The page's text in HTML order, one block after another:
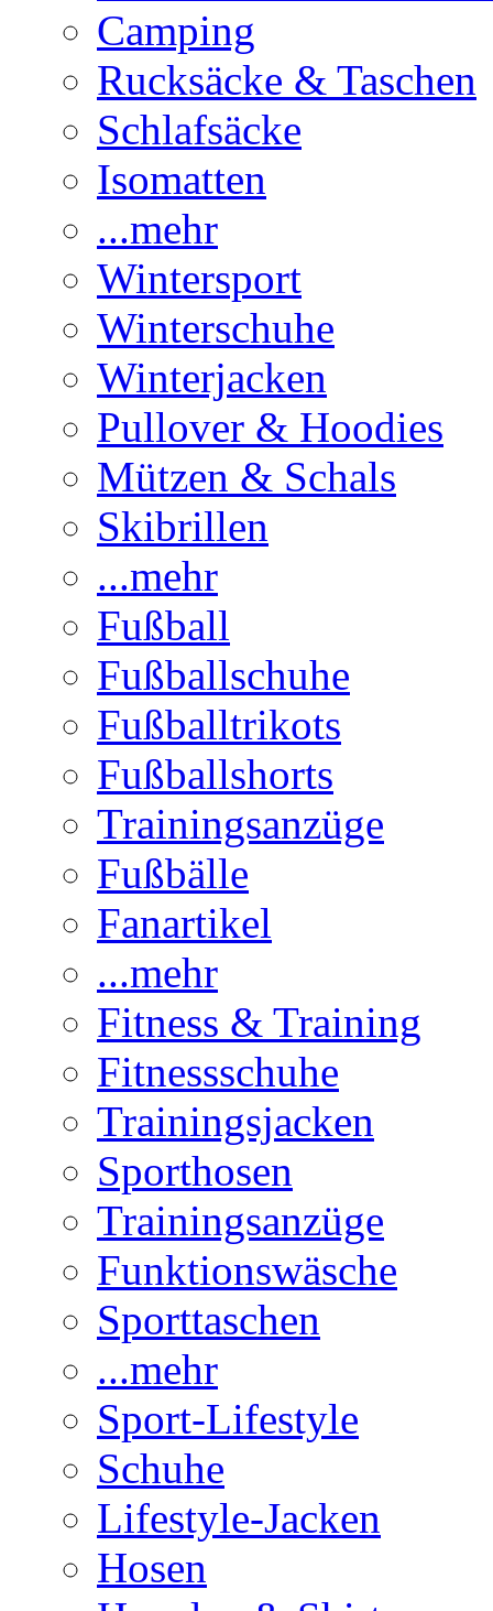
Camping
Rucksäcke & Taschen
Schlafsäcke
Isomatten
...mehr
Wintersport
Winterschuhe
Winterjacken
Pullover & Hoodies
Mützen & Schals
Skibrillen
...mehr
Fußball
Fußballschuhe
Fußballtrikots
Fußballshorts
Trainingsanzüge
Fußbälle
Fanartikel
...mehr
Fitness & Training
Fitnessschuhe
Trainingsjacken
Sporthosen
Trainingsanzüge
Funktionswäsche
Sporttaschen
...mehr
Sport-Lifestyle
Schuhe
Lifestyle-Jacken
Hosen